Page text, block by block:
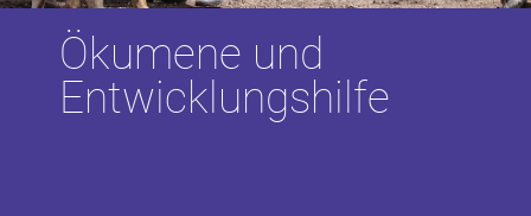
Ökumene und
Entwicklungshilfe